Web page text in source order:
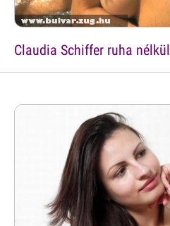
Claudia Schiffer ruha nélkül